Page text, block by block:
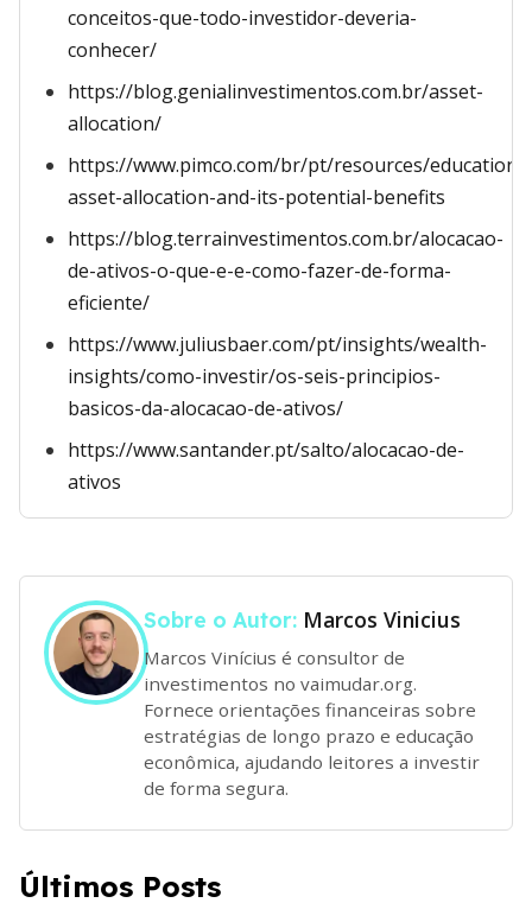
conceitos-que-todo-investidor-deveria-
conhecer/
https://blog.genialinvestimentos.com.br/asset-
allocation/
https://www.pimco.com/br/pt/resources/
asset-allocation-and-its-potential-benefits
https://blog.terrainvestimentos.com.br/alocacao-
de-ativos-o-que-e-e-como-fazer-de-forma-
eficiente/
https://www.juliusbaer.com/pt/insights/wealth-
insights/como-investir/os-seis-principios-
basicos-da-alocacao-de-ativos/
https://www.santander.pt/salto/alocacao-de-
ativos
Sobre o Autor: Marcos Vinicius
Marcos Vinícius é consultor de
investimentos no vaimudar.org.
Fornece orientações financeiras sobre
estratégias de longo prazo e educação
econômica, ajudando leitores a investir
de forma segura.
Últimos Posts